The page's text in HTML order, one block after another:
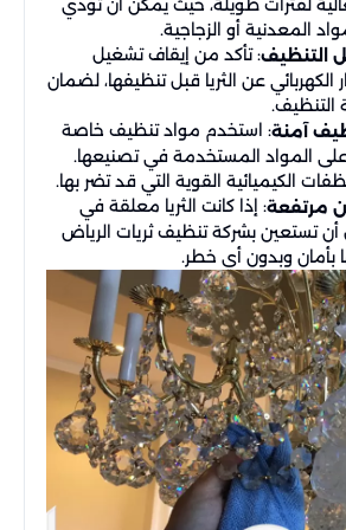
لفترات طويلة، حيث يمكن أن تؤدي
المعدنية أو الزجاجية.
التنظيف: تأكد من إيقاف تشغيل
الكهربائي عن الثريا قبل تنظيفها، لضمان
التنظيف.
آمنة: استخدم مواد تنظيف خاصة
على المواد المستخدمة في تصنيعها.
الكيميائية القوية التي قد تضر بها.
مرتفعة: إذا كانت الثريا معلقة في
تستعين بشركة تنظيف ثريات الرياض
بأمان وبدون أي خطر.